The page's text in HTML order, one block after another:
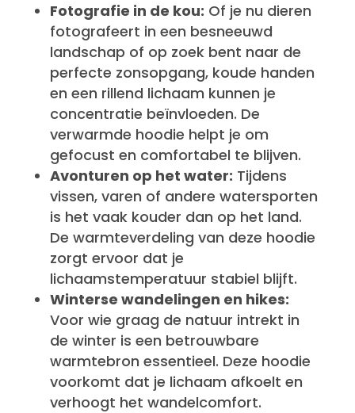
Fotografie in de kou: Of je nu dieren
fotografeert in een besneeuwd
landschap of op zoek bent naar de
perfecte zonsopgang, koude handen
en een rillend lichaam kunnen je
concentratie beïnvloeden. De
verwarmde hoodie helpt je om
gefocust en comfortabel te blijven.
Avonturen op het water: Tijdens
vissen, varen of andere watersporten
is het vaak kouder dan op het land.
De warmteverdeling van deze hoodie
zorgt ervoor dat je
lichaamstemperatuur stabiel blijft.
Winterse wandelingen en hikes:
Voor wie graag de natuur intrekt in
de winter is een betrouwbare
warmtebron essentieel. Deze hoodie
voorkomt dat je lichaam afkoelt en
verhoogt het wandelcomfort.